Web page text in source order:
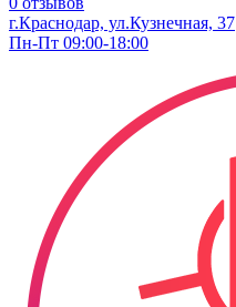
г.Краснодар, ул.Кузнечная, 37
Пн-Пт 09:00-18:00